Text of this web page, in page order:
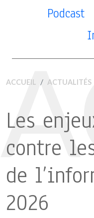
Podcast
ACCUEIL ACTUALITÉS
Les
contre
de
2026